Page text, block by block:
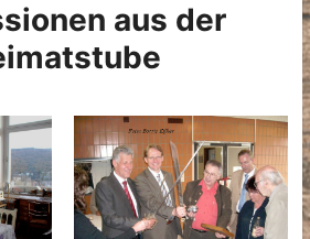
aus der